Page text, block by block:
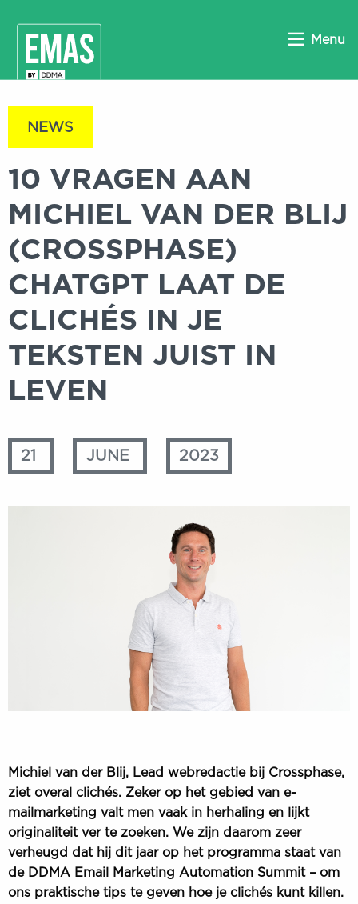
Menu
NEWS
10 VRAGEN AAN
MICHIEL VAN DER BLIJ
(CROSSPHASE)
CHATGPT LAAT DE
CLICHÉS IN JE
TEKSTEN JUIST IN
LEVEN
21 JUNE 2023
Michiel van der Blij, Lead webredactie bij Crossphase,
ziet overal clichés. Zeker op het gebied van e-
mailmarketing valt men vaak in herhaling en lijkt
originaliteit ver te zoeken. We zijn daarom zeer
verheugd dat hij dit jaar op het programma staat van
de DDMA Email Marketing Automation Summit – om
ons praktische tips te geven hoe je clichés kunt killen.